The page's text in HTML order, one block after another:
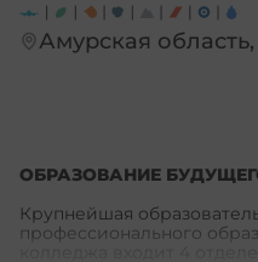
Амурская
ОБРАЗОВАНИЕ
Крупнейшая
профессионального